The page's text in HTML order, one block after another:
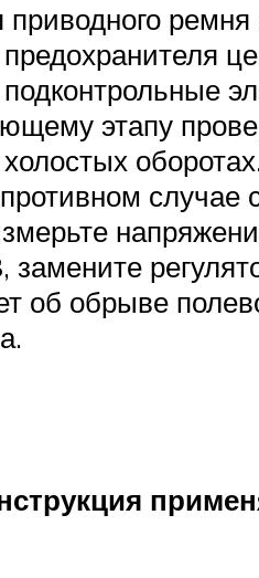
ремня
этапу
случае
замените
об обрыве